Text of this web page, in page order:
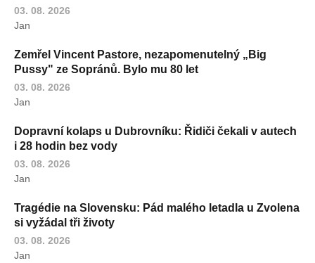
03. 08. 2026
Jan
Zemřel Vincent Pastore, nezapomenutelný „Big
Pussy" ze Sopránů. Bylo mu 80 let
03. 08. 2026
Jan
Dopravní kolaps u Dubrovníku: Řidiči čekali v autech
i 28 hodin bez vody
03. 08. 2026
Jan
Tragédie na Slovensku: Pád malého letadla u Zvolena
si vyžádal tři životy
03. 08. 2026
Jan